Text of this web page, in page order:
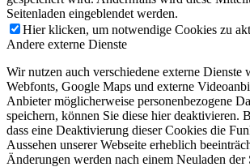
Seitenladen eingeblendet werden.
Hier klicken, um notwendige Cookies zu
Andere externe Dienste
Wir nutzen auch verschiedene externe Dienste
Webfonts, Google Maps und externe
Anbieter möglicherweise personenbezogene
speichern, können Sie diese hier deaktivieren.
dass eine Deaktivierung dieser Cookies die
Aussehen unserer Webseite erheblich
Änderungen werden nach einem Neuladen der